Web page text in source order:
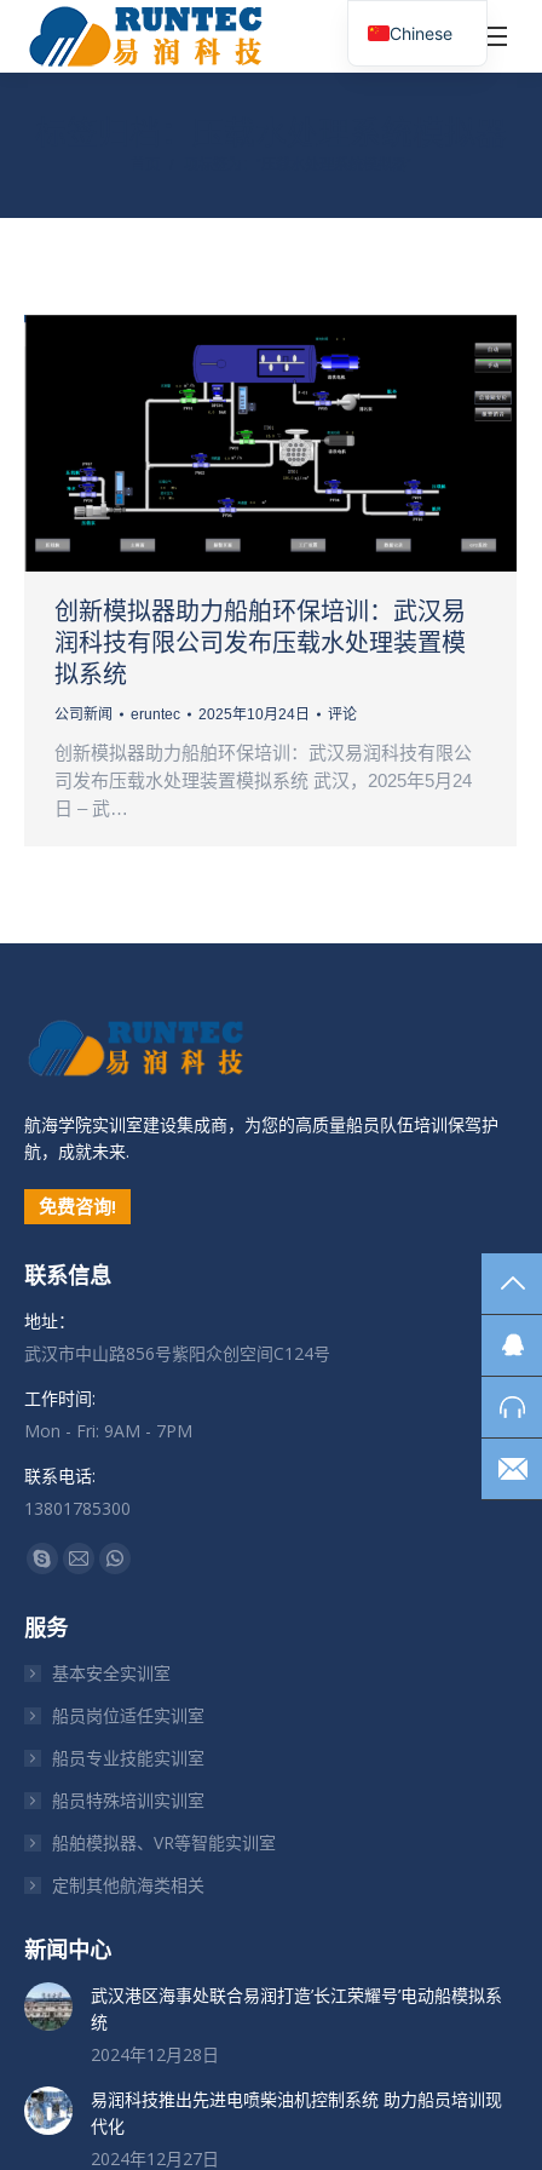
创新模拟器助力船舶环保培训：武汉易
润科技有限公司发布压载水处理装置模
拟系统
公司新闻 eruntec 2025年10月24日 评论
创新模拟器助力船舶环保培训：武汉易润科技有限公
司发布压载水处理装置模拟系统 武汉，2025年5月24
日 – 武…
航海学院实训室建设集成商，为您的高质量船员队伍培训保驾护
航，成就未来.
免费咨询!
联系信息
地址：
武汉市中山路856号紫阳众创空间C124号
工作时间:
Mon - Fri: 9AM - 7PM
联系电话:
13801785300
找到我们：
Skype
在
新
口
中
打
Mail
新
口
中
打
Whatsapp
新
口
中
打
服务
基本安全实训室
船员岗位适任实训室
船员专业技能实训室
船员特殊培训实训室
船舶模拟器、VR等智能实训室
定制其他航海类相关
新闻中心
武汉港区海事处联合易润打造’长江荣耀号’电动船模拟系
统
2024年12月28日
易润科技推出先进电喷柴油机控制系统 助力船员培训现
代化
2024年12月27日
Chinese